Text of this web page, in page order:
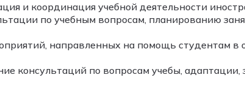
и координация учебной деятельности
по учебным вопросам, планированию
направленных на помощь студентам в
консультаций по вопросам учебы, адаптации,